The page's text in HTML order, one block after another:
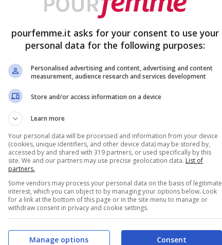
CERCARLA IN UN OBIETTIVO,
raggiungimento di ciò che desideri nel
o a ciò che gli altri ti dicono di fare.
RAGGIUNGE L’IMPOSSIBILE.
a dirlo è l’uomo che più di tutti ha capito
fare, nonostante possano sembrare
più in alto di tutti.
pourfemme.it asks for your consent to use your
personal data for the following purposes:
Personalised advertising and content, advertising and content
measurement, audience research and services development
Store and/or access information on a device
Learn more
Your personal data will be processed and information from your device
(cookies, unique identifiers, and other device data) may be stored by,
accessed by and shared with 319 partners, or used specifically by this
site. We and our partners may use precise geolocation data. List of
partners.
Some vendors may process your personal data on the basis of legitimate
interest, which you can object to by managing your options below. Look
for a link at the bottom of this page or in the site menu to manage or
withdraw consent in privacy and cookie settings.
Consent
Manage options